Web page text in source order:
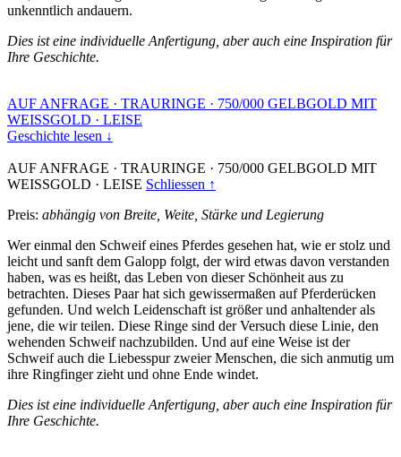
unkenntlich andauern.
Dies ist eine individuelle Anfertigung, aber auch eine Inspiration für
Ihre Geschichte.
AUF ANFRAGE · TRAURINGE · 750/000 GELBGOLD MIT
WEISSGOLD · LEISE
Geschichte lesen ↓
AUF ANFRAGE · TRAURINGE · 750/000 GELBGOLD MIT
WEISSGOLD · LEISE Schliessen ↑
Preis: abhängig von Breite, Weite, Stärke und Legierung
Wer einmal den Schweif eines Pferdes gesehen hat, wie er stolz und
leicht und sanft dem Galopp folgt, der wird etwas davon verstanden
haben, was es heißt, das Leben von dieser Schönheit aus zu
betrachten. Dieses Paar hat sich gewissermaßen auf Pferderücken
gefunden. Und welch Leidenschaft ist größer und anhaltender als
jene, die wir teilen. Diese Ringe sind der Versuch diese Linie, den
wehenden Schweif nachzubilden. Und auf eine Weise ist der
Schweif auch die Liebesspur zweier Menschen, die sich anmutig um
ihre Ringfinger zieht und ohne Ende windet.
Dies ist eine individuelle Anfertigung, aber auch eine Inspiration für
Ihre Geschichte.